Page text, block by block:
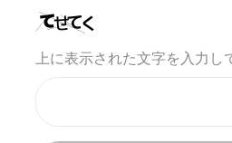
上に表示された文字を入力し